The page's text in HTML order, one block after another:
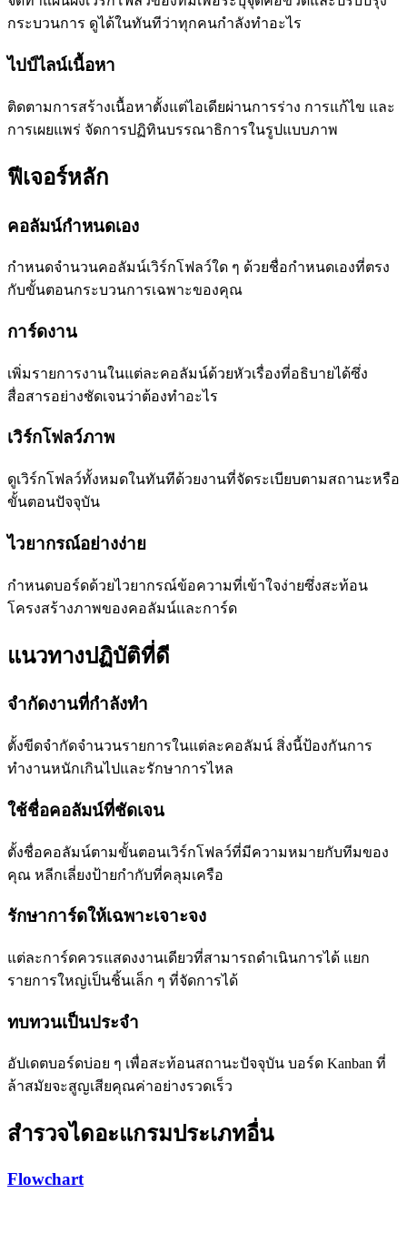
กระบวนการ ดูได้ในทันทีว่าทุกคนกำลังทำอะไร
ไปป์ไลน์เนื้อหา
ติดตามการสร้างเนื้อหาตั้งแต่ไอเดียผ่านการร่าง การแก้ไข และ
การเผยแพร่ จัดการปฏิทินบรรณาธิการในรูปแบบภาพ
ฟีเจอร์หลัก
คอลัมน์กำหนดเอง
กำหนดจำนวนคอลัมน์เวิร์กโฟลว์ใด ๆ ด้วยชื่อกำหนดเองที่ตรง
กับขั้นตอนกระบวนการเฉพาะของคุณ
การ์ดงาน
เพิ่มรายการงานในแต่ละคอลัมน์ด้วยหัวเรื่องที่อธิบายได้ซึ่ง
สื่อสารอย่างชัดเจนว่าต้องทำอะไร
เวิร์กโฟลว์ภาพ
ดูเวิร์กโฟลว์ทั้งหมดในทันทีด้วยงานที่จัดระเบียบตามสถานะหรือ
ขั้นตอนปัจจุบัน
ไวยากรณ์อย่างง่าย
กำหนดบอร์ดด้วยไวยากรณ์ข้อความที่เข้าใจง่ายซึ่งสะท้อน
โครงสร้างภาพของคอลัมน์และการ์ด
แนวทางปฏิบัติที่ดี
จำกัดงานที่กำลังทำ
ตั้งขีดจำกัดจำนวนรายการในแต่ละคอลัมน์ สิ่งนี้ป้องกันการ
ทำงานหนักเกินไปและรักษาการไหล
ใช้ชื่อคอลัมน์ที่ชัดเจน
ตั้งชื่อคอลัมน์ตามขั้นตอนเวิร์กโฟลว์ที่มีความหมายกับทีมของ
คุณ หลีกเลี่ยงป้ายกำกับที่คลุมเครือ
รักษาการ์ดให้เฉพาะเจาะจง
แต่ละการ์ดควรแสดงงานเดียวที่สามารถดำเนินการได้ แยก
รายการใหญ่เป็นชิ้นเล็ก ๆ ที่จัดการได้
ทบทวนเป็นประจำ
อัปเดตบอร์ดบ่อย ๆ เพื่อสะท้อนสถานะปัจจุบัน บอร์ด Kanban ที่
ล้าสมัยจะสูญเสียคุณค่าอย่างรวดเร็ว
สำรวจไดอะแกรมประเภทอื่น
Flowchart